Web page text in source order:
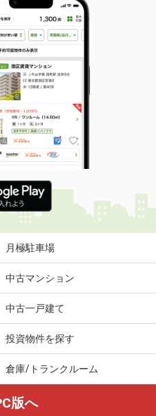
月極駐車場
中古マンション
中古一戸建て
投資物件を探す
倉庫/トランクルーム
版へ